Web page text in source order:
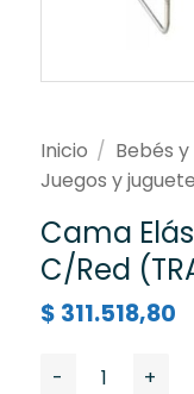
Inicio / Bebés y
Juegos y
Cama
C/Red
$ 311.518,80
Cama Elástica